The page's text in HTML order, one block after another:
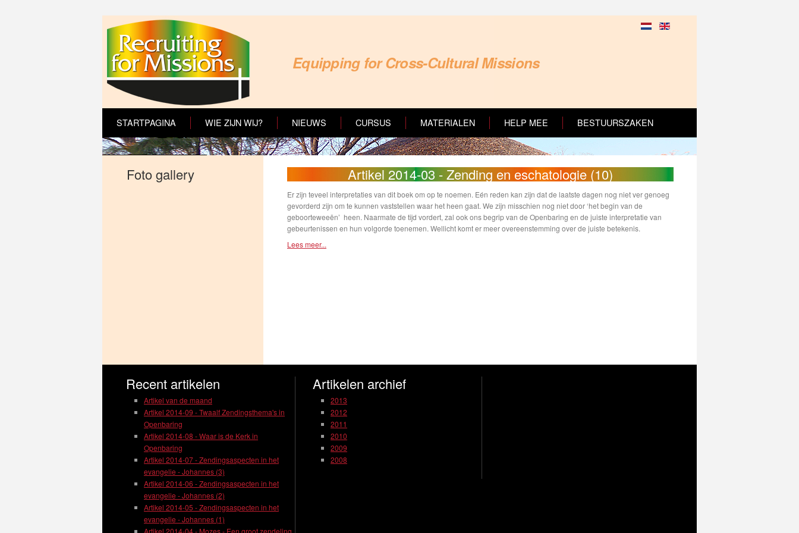
Equipping for Cross-Cultural Missions
STARTPAGINA WIE ZIJN WIJ? NIEUWS CURSUS MATERIALEN HELP MEE BESTUURSZAKEN
Foto gallery Artikel 2014-03 - Zending en eschatologie (10)
Er zijn teveel interpretaties van dit boek om op te noemen. Eén reden kan zijn dat de laatste dagen nog niet ver genoeg
gevorderd zijn om te kunnen vaststellen waar het heen gaat. We zijn misschien nog niet door ‘het begin van de
geboorteweeën’ heen. Naarmate de tijd vordert, zal ook ons begrip van de Openbaring en de juiste interpretatie van
gebeurtenissen en hun volgorde toenemen. Wellicht komt er meer overeenstemming over de juiste betekenis.
Lees meer...
Recent artikelen
Artikel van de maand
Artikel 2014-09 - Twaalf Zendingsthema's in
Openbaring
Artikel 2014-08 - Waar is de Kerk in
Openbaring
Artikel 2014-07 - Zendingsaspecten in het
evangelie - Johannes (3)
Artikel 2014-06 - Zendingsaspecten in het
evangelie - Johannes (2)
Artikel 2014-05 - Zendingsaspecten in het
evangelie - Johannes (1)
Artikel 2014-04 - Mozes - Een groot zendeling
Artikelen archief
2013
2012
2011
2010
2009
2008